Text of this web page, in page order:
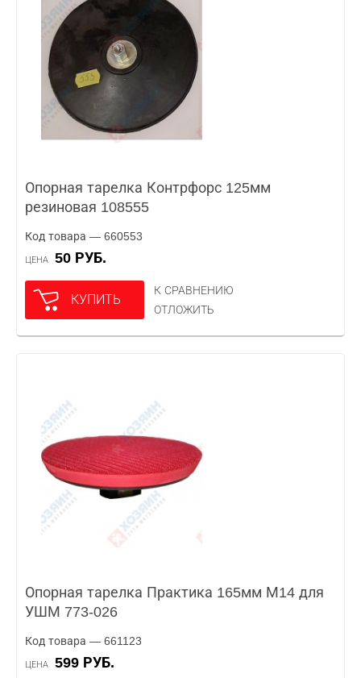
Опорная тарелка Контрфорс 125мм
резиновая 108555
Код товара — 660553
ЦЕНА 50 РУБ.
КУПИТЬ
К СРАВНЕНИЮ
ОТЛОЖИТЬ
Опорная тарелка Практика 165мм М14 для
УШМ 773-026
Код товара — 661123
ЦЕНА 599 РУБ.